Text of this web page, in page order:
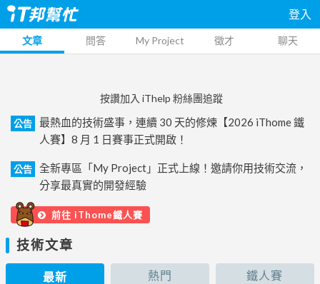
登入
文章 問答 My Project 徵才 聊天
按讚加入 iThelp 粉絲團追蹤
公告
最熱血的技術盛事，連續 30 天的修煉【2026 iThome 鐵
人賽】8 月 1 日賽事正式開啟！
公告
全新專區「My Project」正式上線！邀請你用技術交流，
分享最真實的開發經驗
前往 iThome鐵人賽
技術文章
最新 熱門 鐵人賽